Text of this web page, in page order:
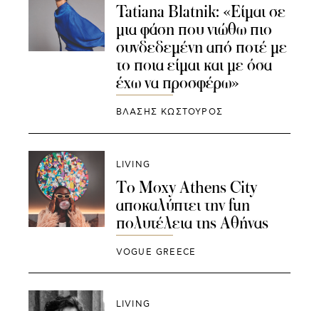
Tatiana Blatnik: «Είμαι σε
μια φάση που νιώθω πιο
συνδεδεμένη από ποτέ με
το ποια είμαι και με όσα
έχω να προσφέρω»
ΒΛΑΣΗΣ ΚΩΣΤΟΥΡΟΣ
LIVING
Το Moxy Athens City
αποκαλύπτει την fun
πολυτέλεια της Αθήνας
VOGUE GREECE
LIVING